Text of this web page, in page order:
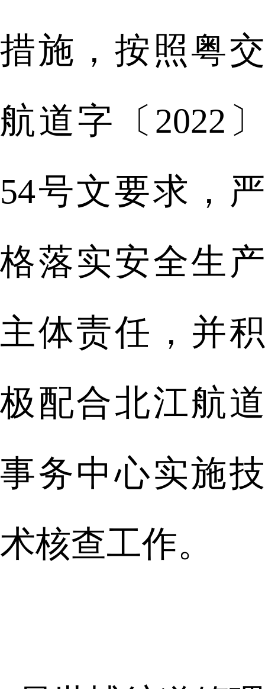
措施，按照粤交
航道字〔2022〕
54号文要求，严
格落实安全生产
主体责任，并积
极配合北江航道
事务中心实施技
术核查工作。